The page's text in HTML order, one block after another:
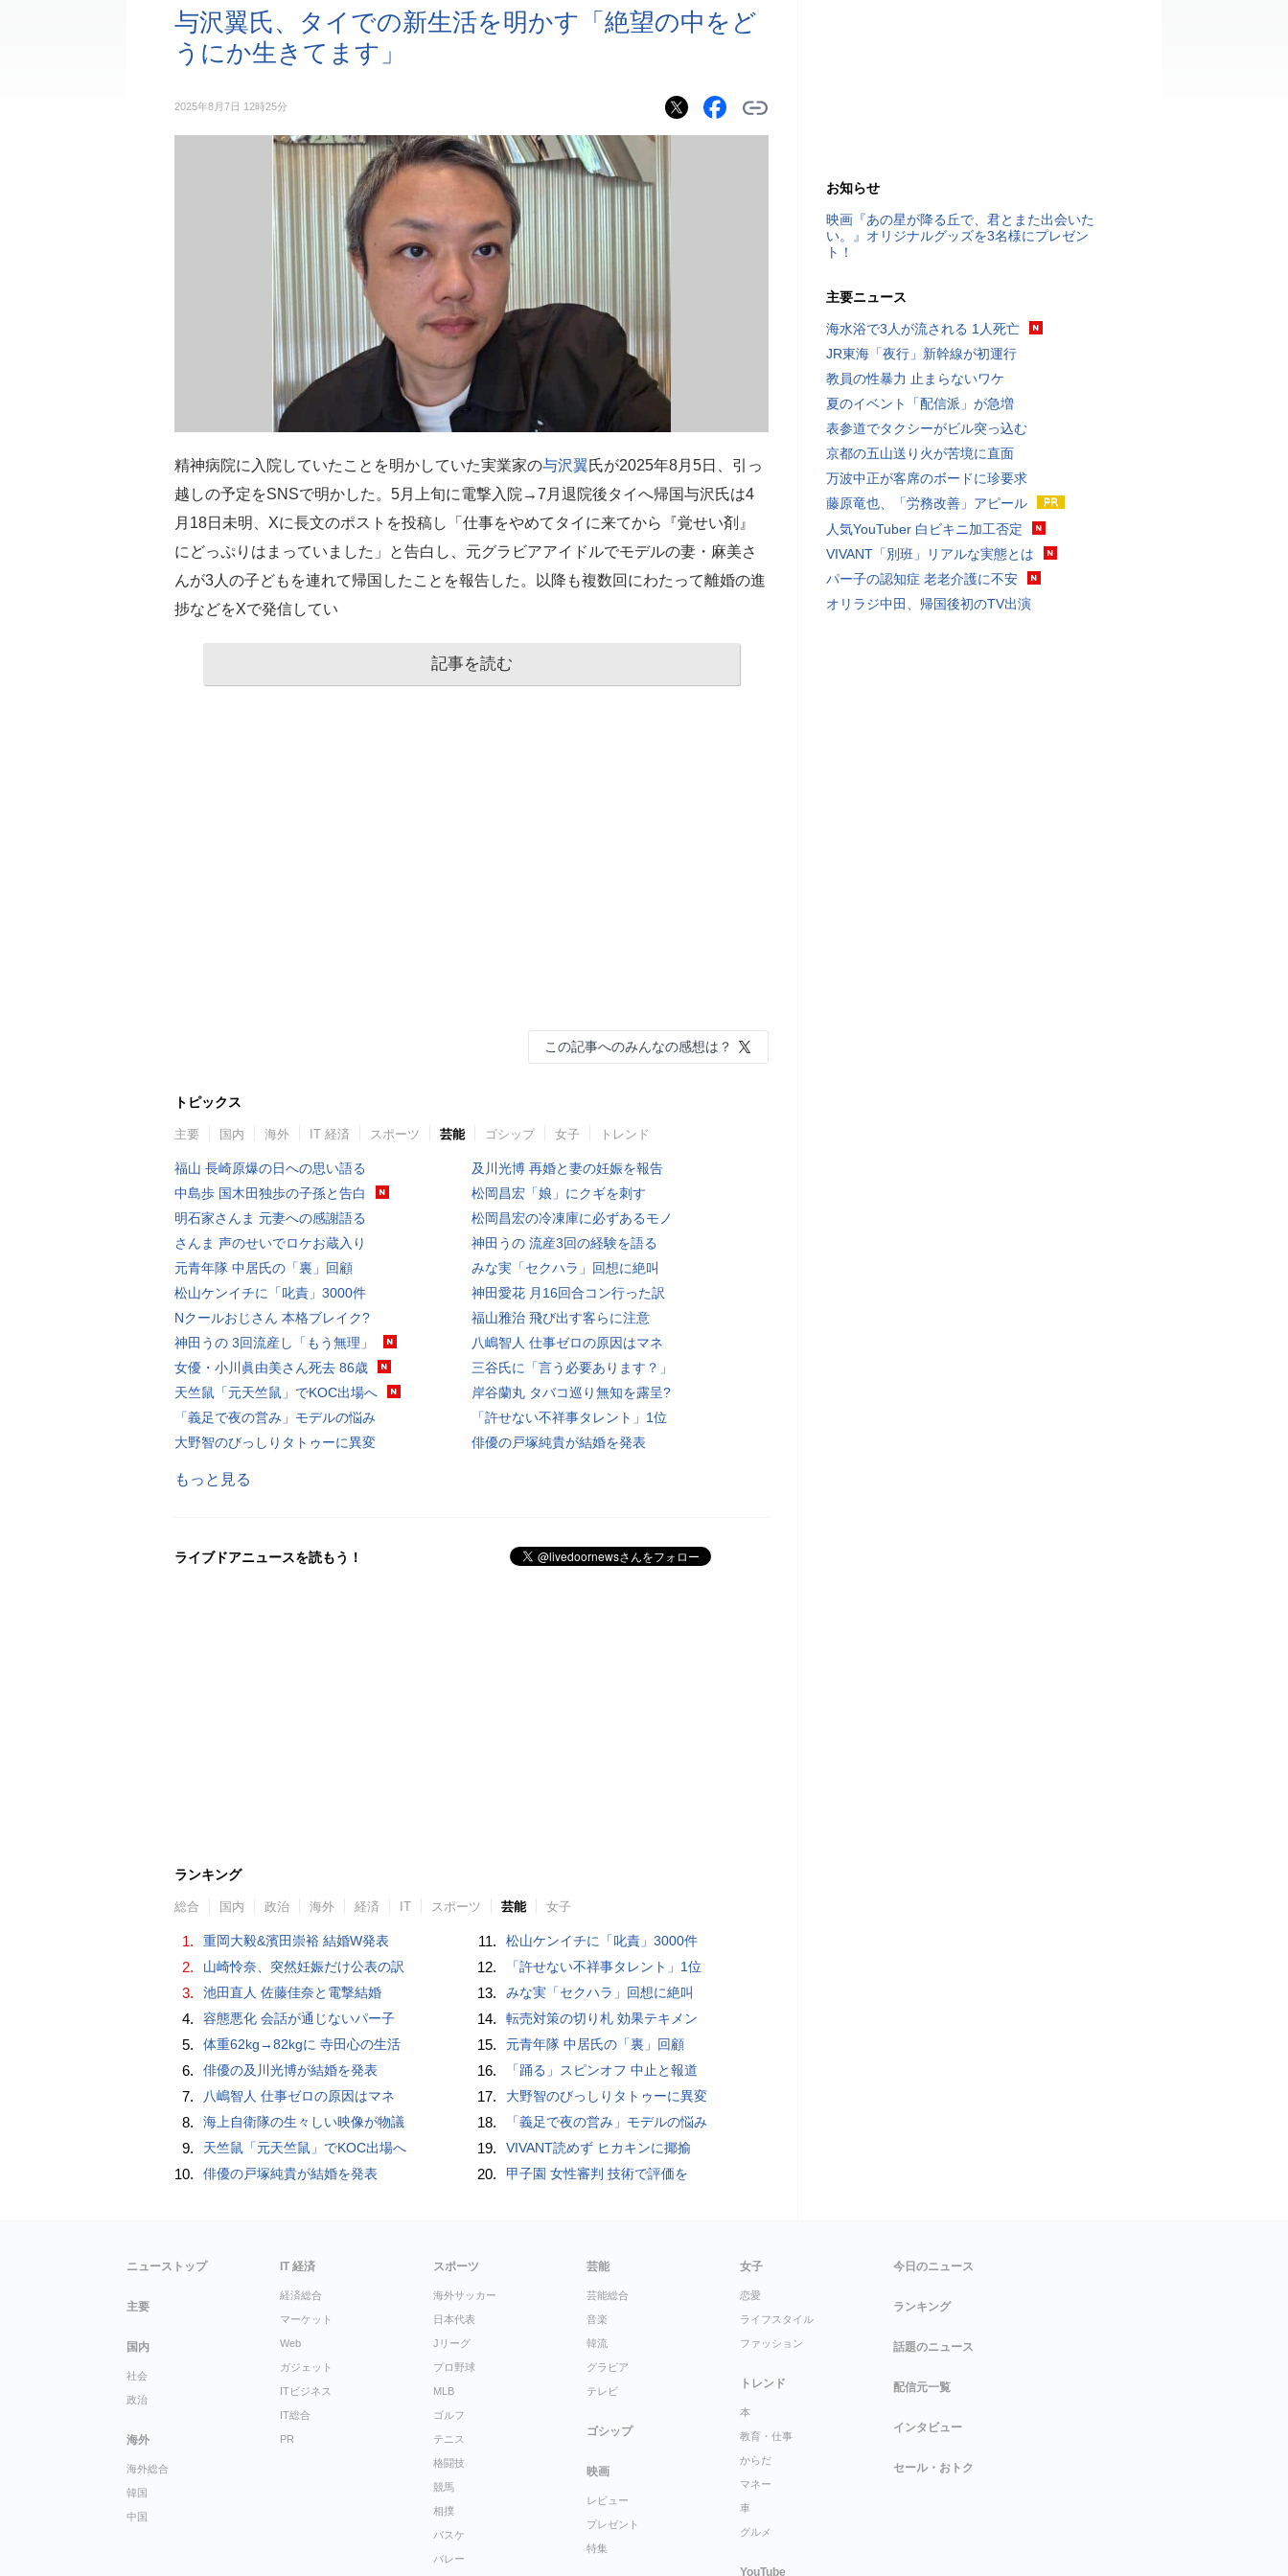
与沢翼氏、タイでの新生活を明かす「絶望の中をど
うにか生きてます」
2025年8月7日 12時25分
精神病院に入院していたことを明かしていた実業家の与沢翼氏が2025年8月5日、引っ
越しの予定をSNSで明かした。5月上旬に電撃入院→7月退院後タイへ帰国与沢氏は4
月18日未明、Xに長文のポストを投稿し「仕事をやめてタイに来てから『覚せい剤』
にどっぷりはまっていました」と告白し、元グラビアアイドルでモデルの妻・麻美さ
んが3人の子どもを連れて帰国したことを報告した。以降も複数回にわたって離婚の進
捗などをXで発信してい
記事を読む
この記事へのみんなの感想は？
トピックス
主要 国内 海外 IT 経済 スポーツ 芸能 ゴシップ 女子 トレンド
福山 長崎原爆の日への思い語る
中島歩 国木田独歩の子孫と告白
明石家さんま 元妻への感謝語る
さんま 声のせいでロケお蔵入り
元青年隊 中居氏の「裏」回顧
松山ケンイチに「叱責」3000件
Nクールおじさん 本格ブレイク?
神田うの 3回流産し「もう無理」
女優・小川眞由美さん死去 86歳
天竺鼠「元天竺鼠」でKOC出場へ
「義足で夜の営み」モデルの悩み
大野智のびっしりタトゥーに異変
及川光博 再婚と妻の妊娠を報告
松岡昌宏「娘」にクギを刺す
松岡昌宏の冷凍庫に必ずあるモノ
神田うの 流産3回の経験を語る
みな実「セクハラ」回想に絶叫
神田愛花 月16回合コン行った訳
福山雅治 飛び出す客らに注意
八嶋智人 仕事ゼロの原因はマネ
三谷氏に「言う必要あります？」
岸谷蘭丸 タバコ巡り無知を露呈?
「許せない不祥事タレント」1位
俳優の戸塚純貴が結婚を発表
もっと見る
ライブドアニュースを読もう！
ランキング
総合 国内 政治 海外 経済 IT スポーツ 芸能 女子
1. 重岡大毅&濱田崇裕 結婚W発表
2. 山崎怜奈、突然妊娠だけ公表の訳
3. 池田直人 佐藤佳奈と電撃結婚
4. 容態悪化 会話が通じないパー子
5. 体重62kg→82kgに 寺田心の生活
6. 俳優の及川光博が結婚を発表
7. 八嶋智人 仕事ゼロの原因はマネ
8. 海上自衛隊の生々しい映像が物議
9. 天竺鼠「元天竺鼠」でKOC出場へ
10. 俳優の戸塚純貴が結婚を発表
11. 松山ケンイチに「叱責」3000件
12. 「許せない不祥事タレント」1位
13. みな実「セクハラ」回想に絶叫
14. 転売対策の切り札 効果テキメン
15. 元青年隊 中居氏の「裏」回顧
16. 「踊る」スピンオフ 中止と報道
17. 大野智のびっしりタトゥーに異変
18. 「義足で夜の営み」モデルの悩み
19. VIVANT読めず ヒカキンに揶揄
20. 甲子園 女性審判 技術で評価を
お知らせ
映画『あの星が降る丘で、君とまた出会いた
い。』オリジナルグッズを3名様にプレゼン
ト！
主要ニュース
海水浴で3人が流される 1人死亡
JR東海「夜行」新幹線が初運行
教員の性暴力 止まらないワケ
夏のイベント「配信派」が急増
表参道でタクシーがビル突っ込む
京都の五山送り火が苦境に直面
万波中正が客席のボードに珍要求
藤原竜也、「労務改善」アピール
人気YouTuber 白ビキニ加工否定
VIVANT「別班」リアルな実態とは
パー子の認知症 老老介護に不安
オリラジ中田、帰国後初のTV出演
ニューストップ
主要
国内
社会
政治
海外
海外総合
韓国
中国
IT 経済
経済総合
マーケット
Web
ガジェット
ITビジネス
IT総合
PR
スポーツ
海外サッカー
日本代表
Jリーグ
プロ野球
MLB
ゴルフ
テニス
格闘技
競馬
相撲
バスケ
バレー
芸能
芸能総合
音楽
韓流
グラビア
テレビ
ゴシップ
映画
レビュー
プレゼント
特集
女子
恋愛
ライフスタイル
ファッション
トレンド
本
教育・仕事
からだ
マネー
車
グルメ
YouTube
今日のニュース
ランキング
話題のニュース
配信元一覧
インタビュー
セール・おトク